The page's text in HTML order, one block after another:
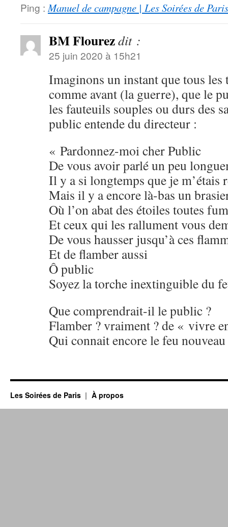
Ping : Manuel de campagne | Les Soirées de Paris
BM Flourezdit :
25 juin 2020 à 15h21
Imaginons un instant que tous les
comme avant (la guerre), que le
les fauteuils souples ou durs des
public entende du directeur :
« Pardonnez-moi cher Public
De vous avoir parlé un peu
Il y a si longtemps que je m’étais
Mais il y a encore là-bas un
Où l’on abat des étoiles toutes
Et ceux qui les rallument vous
De vous hausser jusqu’à ces
Et de flamber aussi
Ô public
Soyez la torche inextinguible du
Que comprendrait-il le public ?
Flamber ? vraiment ? de « vivre
Qui connait encore le feu nouveau
Les Soirées de Paris À propos